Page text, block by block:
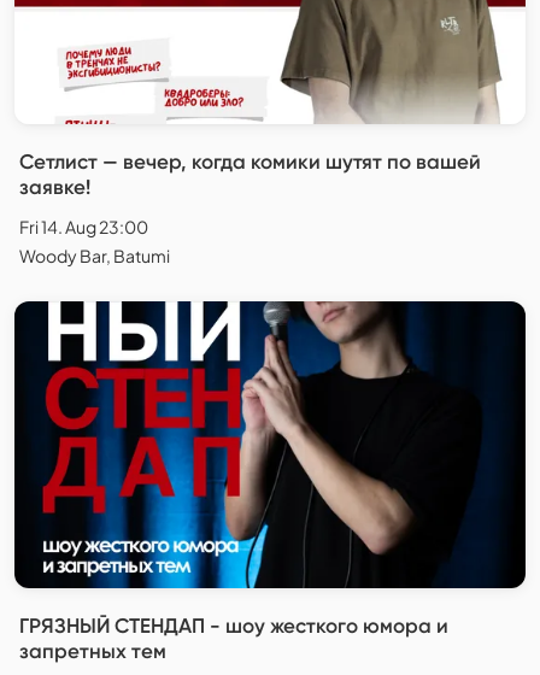
Сетлист — вечер, когда комики шутят по вашей
заявке!
Fri 14. Aug 23:00
Woody Bar, Batumi
ГРЯЗНЫЙ СТЕНДАП - шоу жесткого юмора и
запретных тем